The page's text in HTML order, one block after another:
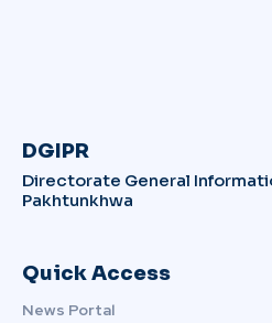
DGIPR
Directorate General
Pakhtunkhwa
Quick Access
News Portal